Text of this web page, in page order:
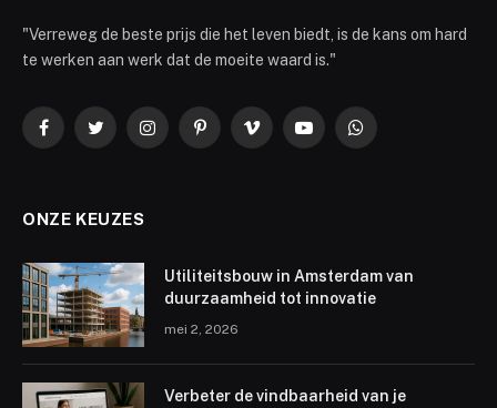
"Verreweg de beste prijs die het leven biedt, is de kans om hard
te werken aan werk dat de moeite waard is."
FacebookTwitterInstagramPinterestVimeo YouTubeWhatsApp
ONZE KEUZES
Utiliteitsbouw in Amsterdam van
duurzaamheid tot innovatie
mei 2, 2026
Verbeter de vindbaarheid van je